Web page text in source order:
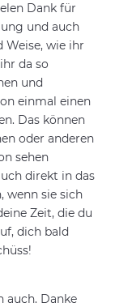
Dank für
und auch
wie ihr
da so
und
einmal einen
Das können
oder anderen
sehen
direkt in das
wenn sie sich
Zeit, die du
dich bald
auch. Danke